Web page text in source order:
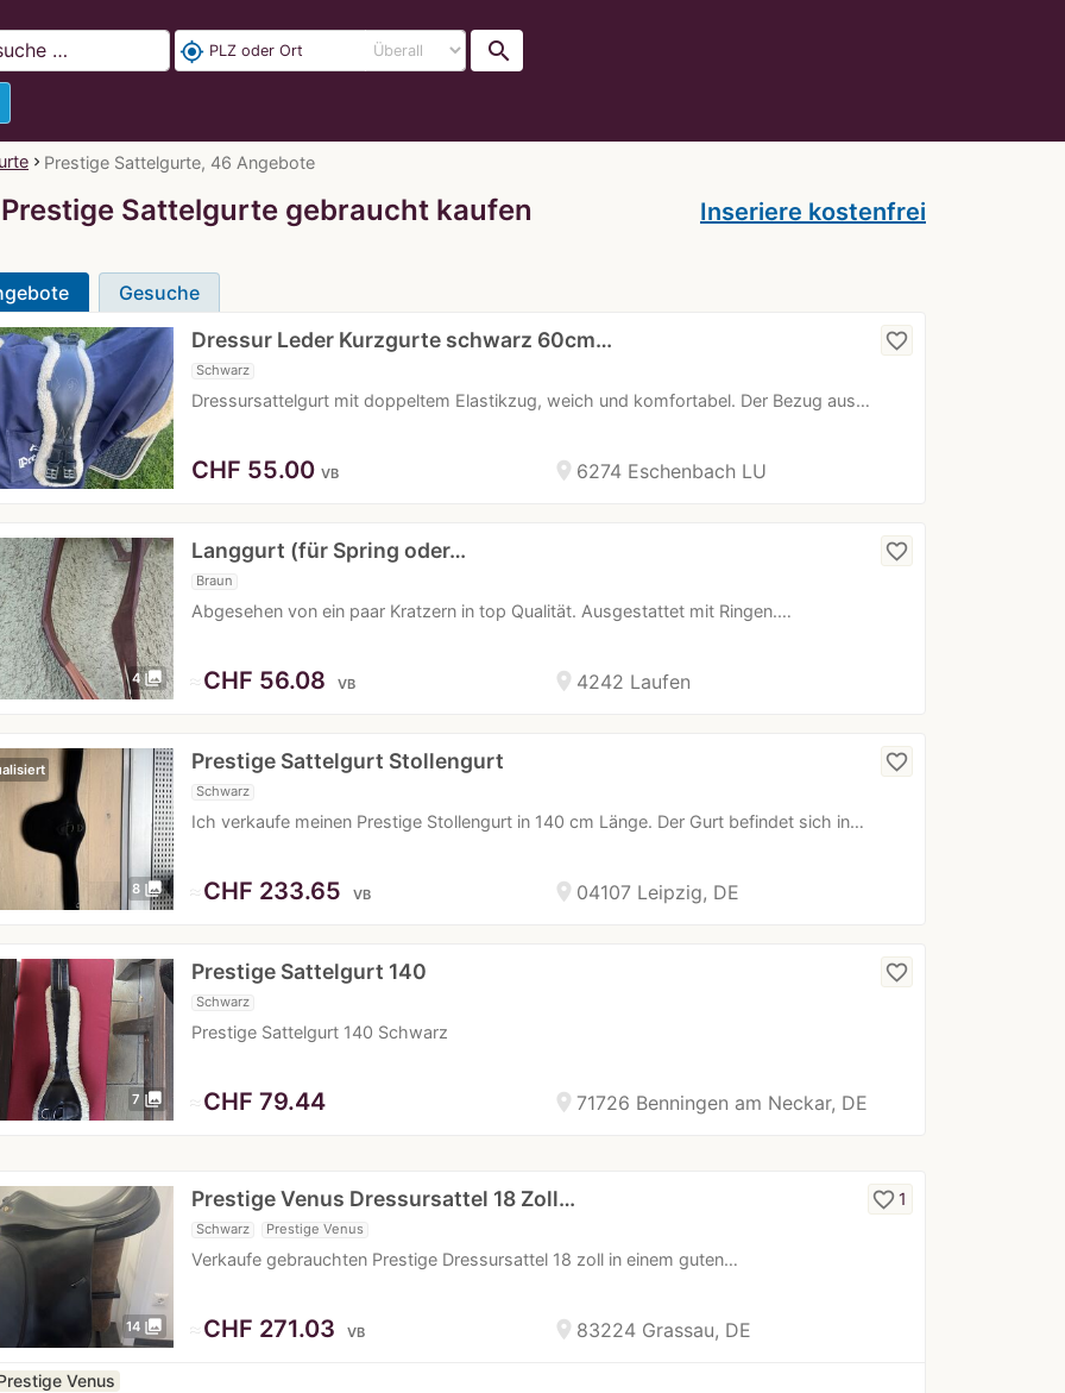
my_location search
Prestige Sattelgurte, 46 Angebote
Prestige Sattelgurte gebraucht kaufen Inseriere kostenfrei
Gesuche
Dressur Leder Kurzgurte schwarz 60cm…
Schwarz
Dressursattelgurt mit doppeltem Elastikzug, weich und komfortabel. Der Bezug aus…
favorite_border
location_on 6274 Eschenbach LU
CHF 55.00 VB
4 photo_library
Langgurt (für Spring oder…
Braun
Abgesehen von ein paar Kratzern in top Qualität. Ausgestattet mit Ringen.…
favorite_border
location_on 4242 Laufen
≈CHF 56.08 VB
8 photo_library
Prestige Sattelgurt Stollengurt
Schwarz
Ich verkaufe meinen Prestige Stollengurt in 140 cm Länge. Der Gurt befindet sich in…
favorite_border
location_on 04107 Leipzig, DE
≈CHF 233.65 VB
7 photo_library
Prestige Sattelgurt 140
Schwarz
Prestige Sattelgurt 140 Schwarz
favorite_border
location_on 71726 Benningen am Neckar, DE
≈CHF 79.44
14 photo_library
Prestige Venus Dressursattel 18 Zoll…
Schwarz Prestige Venus
Verkaufe gebrauchten Prestige Dressursattel 18 zoll in einem guten…
favorite_border1
location_on 83224 Grassau, DE
≈CHF 271.03 VB
Venus